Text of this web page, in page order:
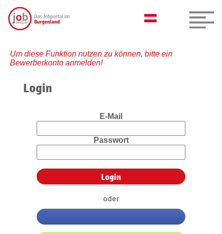
Um diese Funktion nutzen zu können, bitte ein
Bewerberkonto anmelden!
Login
E-Mail
Passwort
oder